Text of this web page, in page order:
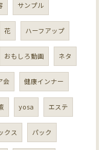
サンプル
花 ハーフアップ
おもしろ動画 ネタ
会 健康インナー
yosa エステ
クス パック